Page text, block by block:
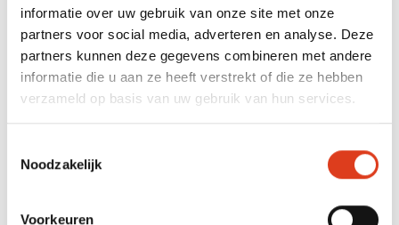
informatie over uw gebruik van onze site met onze
partners voor social media, adverteren en analyse. Deze
partners kunnen deze gegevens combineren met andere
informatie die u aan ze heeft verstrekt of die ze hebben
verzameld op basis van uw gebruik van hun services.
Noodzakelijk
Voorkeuren
Curabitur sit amet semper odio, ut rhoncus tortor. Ut id
vehicula nibh. Praesent iaculis ipsum sed ligula ornare, in
euismod tortor varius. Pellentesque quis lorem at neque porta
imperdiet eu pretium est. Vivamus lorem massa, bibendum
quis lectus vel, fringilla porttitor sem. Nam blandit velit neque,
ipsum primis in faucibus orci luctus et ultrices posuere cubilia
curae; Vestibulum nisl tellus, luctus in feugiat eu, bibendum